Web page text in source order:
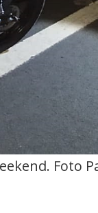
Foto